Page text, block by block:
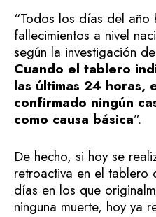
“Todos los días del año
fallecimientos a nivel
según la investigación
Cuando el tablero
las últimas 24 horas,
confirmado ningún
como causa básica”.
De hecho, si hoy se
retroactiva en el tablero
días en los que
ninguna muerte, hoy ya